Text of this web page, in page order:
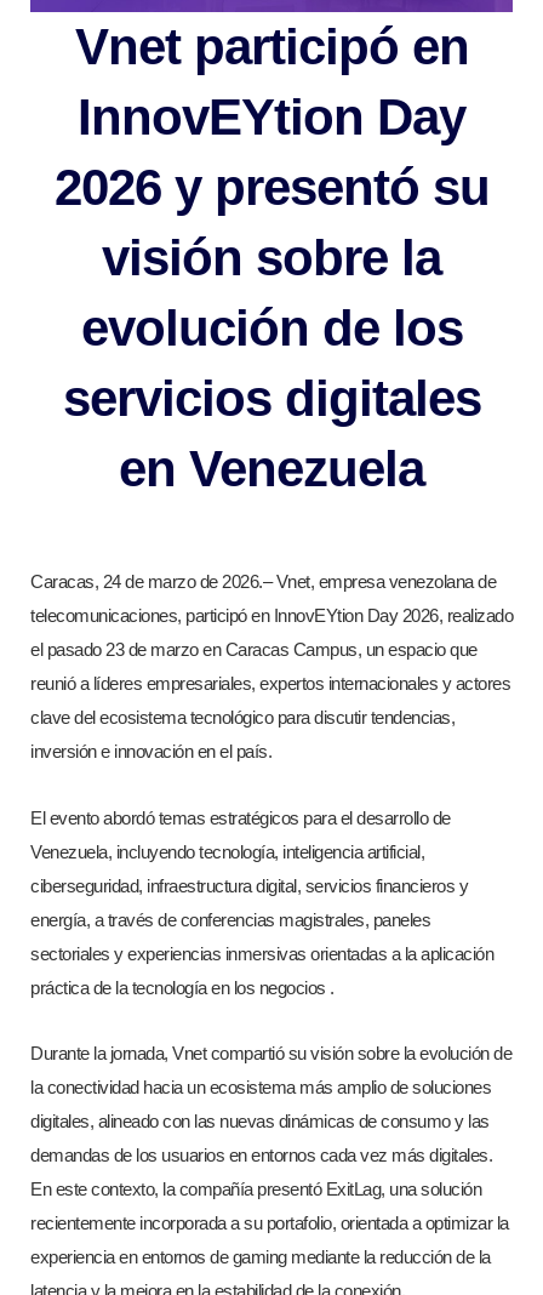
Vnet participó en
InnovEYtion Day
2026 y presentó su
visión sobre la
evolución de los
servicios digitales
en Venezuela
Caracas, 24 de marzo de 2026.– Vnet, empresa venezolana de
telecomunicaciones, participó en InnovEYtion Day 2026, realizado
el pasado 23 de marzo en Caracas Campus, un espacio que
reunió a líderes empresariales, expertos internacionales y actores
clave del ecosistema tecnológico para discutir tendencias,
inversión e innovación en el país.
El evento abordó temas estratégicos para el desarrollo de
Venezuela, incluyendo tecnología, inteligencia artificial,
ciberseguridad, infraestructura digital, servicios financieros y
energía, a través de conferencias magistrales, paneles
sectoriales y experiencias inmersivas orientadas a la aplicación
práctica de la tecnología en los negocios .
Durante la jornada, Vnet compartió su visión sobre la evolución de
la conectividad hacia un ecosistema más amplio de soluciones
digitales, alineado con las nuevas dinámicas de consumo y las
demandas de los usuarios en entornos cada vez más digitales.
En este contexto, la compañía presentó ExitLag, una solución
recientemente incorporada a su portafolio, orientada a optimizar la
experiencia en entornos de gaming mediante la reducción de la
latencia y la mejora en la estabilidad de la conexión.